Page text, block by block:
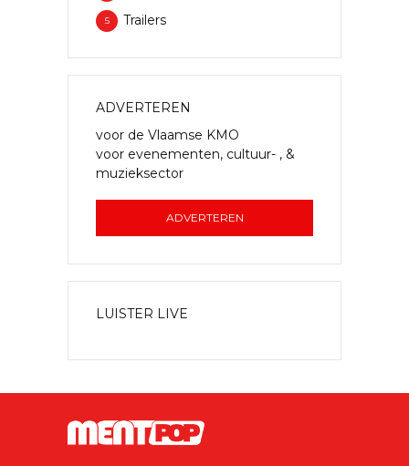
Trailers
5
ADVERTEREN
voor de Vlaamse KMO
voor evenementen, cultuur- , &
muzieksector
ADVERTEREN
LUISTER LIVE